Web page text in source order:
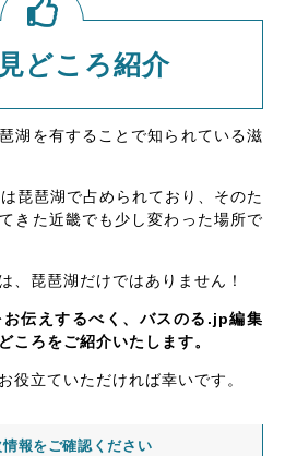
どころ紹介
湖を有することで知られている滋
琵琶湖で占められており、そのた
きた近畿でも少し変わった場所で
、琵琶湖だけではありません！
伝えするべく、バスのる.jp編集
ころをご紹介いたします。
役立ていただければ幸いです。
報をご確認ください